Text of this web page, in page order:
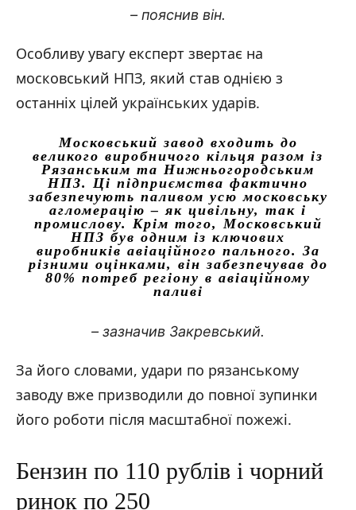
– пояснив він.
Особливу увагу експерт звертає на
московський НПЗ, який став однією з
останніх цілей українських ударів.
Московський завод входить до
великого виробничого кільця разом із
Рязанським та Нижньогородським
НПЗ. Ці підприємства фактично
забезпечують паливом усю московську
агломерацію – як цивільну, так і
промислову. Крім того, Московський
НПЗ був одним із ключових
виробників авіаційного пального. За
різними оцінками, він забезпечував до
80% потреб регіону в авіаційному
паливі
– зазначив Закревський.
За його словами, удари по рязанському
заводу вже призводили до повної зупинки
його роботи після масштабної пожежі.
Бензин по 110 рублів і чорний
ринок по 250